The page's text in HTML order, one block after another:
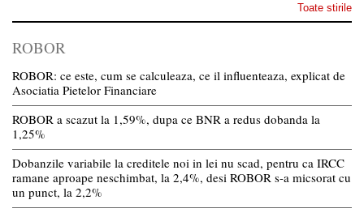
Toate stirile
ROBOR
ROBOR: ce este, cum se calculeaza, ce il influenteaza, explicat de
Asociatia Pietelor Financiare
ROBOR a scazut la 1,59%, dupa ce BNR a redus dobanda la
1,25%
Dobanzile variabile la creditele noi in lei nu scad, pentru ca IRCC
ramane aproape neschimbat, la 2,4%, desi ROBOR s-a micsorat cu
un punct, la 2,2%